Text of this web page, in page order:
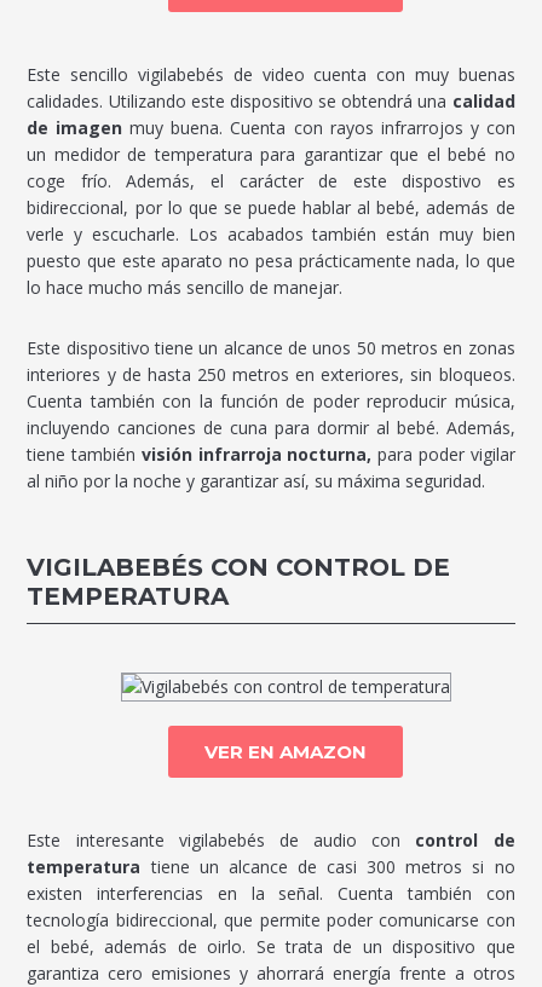
Este sencillo vigilabebés de video cuenta con muy buenas
calidades. Utilizando este dispositivo se obtendrá una calidad
de imagen muy buena. Cuenta con rayos infrarrojos y con
un medidor de temperatura para garantizar que el bebé no
coge frío. Además, el carácter de este dispostivo es
bidireccional, por lo que se puede hablar al bebé, además de
verle y escucharle. Los acabados también están muy bien
puesto que este aparato no pesa prácticamente nada, lo que
lo hace mucho más sencillo de manejar.
Este dispositivo tiene un alcance de unos 50 metros en zonas
interiores y de hasta 250 metros en exteriores, sin bloqueos.
Cuenta también con la función de poder reproducir música,
incluyendo canciones de cuna para dormir al bebé. Además,
tiene también visión infrarroja nocturna, para poder vigilar
al niño por la noche y garantizar así, su máxima seguridad.
VIGILABEBÉS CON CONTROL DE
TEMPERATURA
VER EN AMAZON
Este interesante vigilabebés de audio con control de
temperatura tiene un alcance de casi 300 metros si no
existen interferencias en la señal. Cuenta también con
tecnología bidireccional, que permite poder comunicarse con
el bebé, además de oirlo. Se trata de un dispositivo que
garantiza cero emisiones y ahorrará energía frente a otros